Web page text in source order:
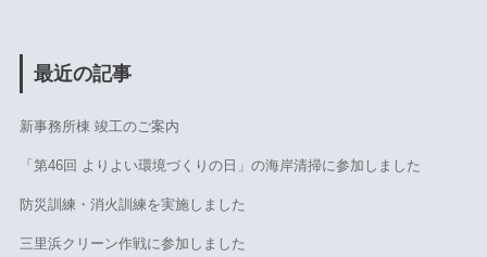
最近の記事
新事務所棟 竣工のご案内
「第46回 よりよい環境づくりの日」の海岸清掃に参加しました
防災訓練・消火訓練を実施しました
三里浜クリーン作戦に参加しました